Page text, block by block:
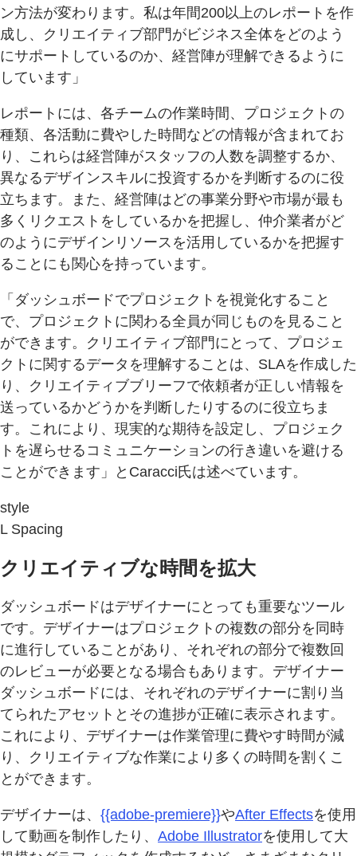
ン方法が変わります。私は年間200以上のレポートを作
成し、クリエイティブ部門がビジネス全体をどのよう
にサポートしているのか、経営陣が理解できるように
しています」
レポートには、各チームの作業時間、プロジェクトの
種類、各活動に費やした時間などの情報が含まれてお
り、これらは経営陣がスタッフの人数を調整するか、
異なるデザインスキルに投資するかを判断するのに役
立ちます。また、経営陣はどの事業分野や市場が最も
多くリクエストをしているかを把握し、仲介業者がど
のようにデザインリソースを活用しているかを把握す
ることにも関心を持っています。
「ダッシュボードでプロジェクトを視覚化すること
で、プロジェクトに関わる全員が同じものを見ること
ができます。クリエイティブ部門にとって、プロジェ
クトに関するデータを理解することは、SLAを作成した
り、クリエイティブブリーフで依頼者が正しい情報を
送っているかどうかを判断したりするのに役立ちま
す。これにより、現実的な期待を設定し、プロジェク
トを遅らせるコミュニケーションの行き違いを避ける
ことができます」とCaracci氏は述べています。
style
L Spacing
クリエイティブな時間を拡大
ダッシュボードはデザイナーにとっても重要なツール
です。デザイナーはプロジェクトの複数の部分を同時
に進行していることがあり、それぞれの部分で複数回
のレビューが必要となる場合もあります。デザイナー
ダッシュボードには、それぞれのデザイナーに割り当
てられたアセットとその進捗が正確に表示されます。
これにより、デザイナーは作業管理に費やす時間が減
り、クリエイティブな作業により多くの時間を割くこ
とができます。
デザイナーは、 {{adobe-premiere}}やAfter Effectsを使用
して動画を制作したり、 Adobe Illustratorを使用して大